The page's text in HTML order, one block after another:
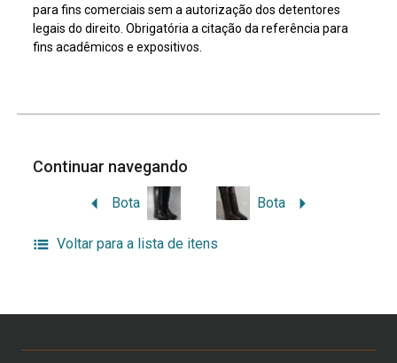
para fins comerciais sem a autorização dos detentores
legais do direito. Obrigatória a citação da referência para
fins acadêmicos e expositivos.
Continuar navegando
Bota Bota
Voltar para a lista de itens